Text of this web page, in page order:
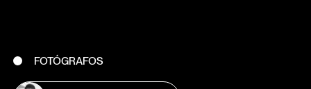
FOTÓGRAFOS